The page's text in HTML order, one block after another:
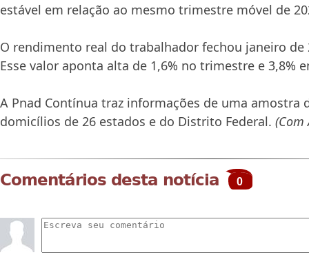
estável em relação ao mesmo trimestre móvel de
O rendimento real do trabalhador fechou janeiro de
Esse valor aponta alta de 1,6% no trimestre e 3,8%
A Pnad Contínua traz informações de uma amostra
domicílios de 26 estados e do Distrito Federal. (Com
Comentários desta notícia 0